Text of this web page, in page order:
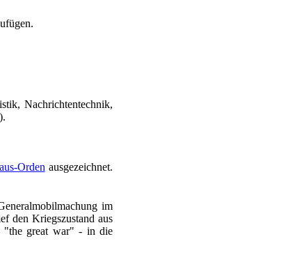
Nachrichtentechnik,
Orden ausgezeichnet.
im
den Kriegszustand aus
"the great war" - in die